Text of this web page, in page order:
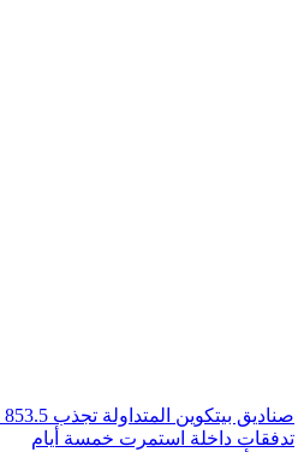
تدفقات داخلة استمرت خمسة أيام